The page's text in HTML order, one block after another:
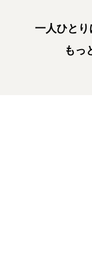
一人ひと
もっ